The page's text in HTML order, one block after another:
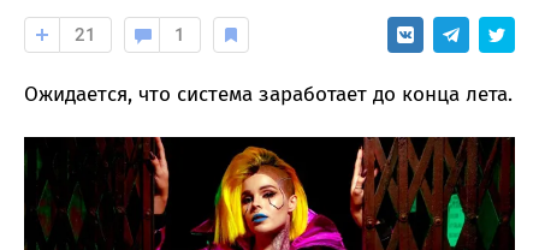
21 1
Ожидается, что система заработает до конца лета.